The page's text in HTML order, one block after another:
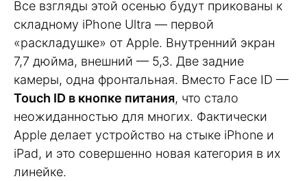
Все взгляды этой осенью будут прикованы к
складному iPhone Ultra — первой
«раскладушке» от Apple. Внутренний экран
7,7 дюйма, внешний — 5,3. Две задние
камеры, одна фронтальная. Вместо Face ID —
Touch ID в кнопке питания, что стало
неожиданностью для многих. Фактически
Apple делает устройство на стыке iPhone и
iPad, и это совершенно новая категория в их
линейке.